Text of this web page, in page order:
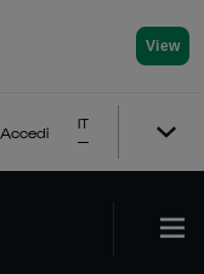
View
Accedi
IT